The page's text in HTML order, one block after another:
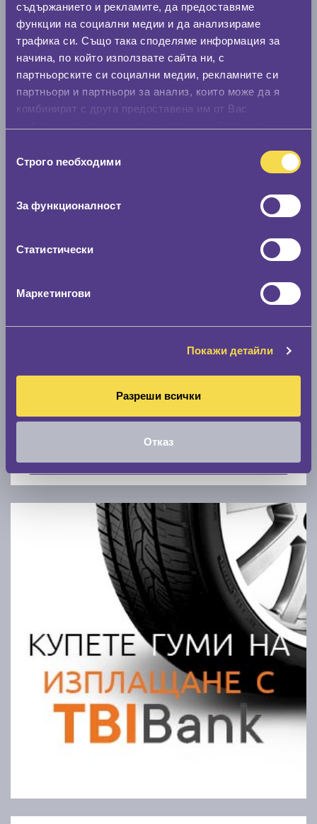
съдържанието и рекламите, да предоставяме
функции на социални медии и да анализираме
трафика си. Също така споделяме информация за
начина, по който използвате сайта ни, с
партньорските си социални медии, рекламните си
партньори и партньори за анализ, които може да я
комбинират с друга предоставена им от Вас
наСтрого nеобходими
За функционалност
Статистически
Маркетингови
Покажи детайли
Разреши всички
Отказ
Стар размер
Скоростомер при 100
Покажи гуми